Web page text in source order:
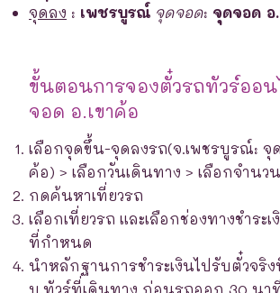
จุดลง : เพชรบูรณ์ จุดจอด: จุดจอด อ
ขั้นตอนการจองตั๋วรถทัวร์ออ
จอด อ.เขาค้อ
เลือกจุดขึ้น-จุดลงรถ(จ.เพชรบูรณ์: จุ
ค้อ) > เลือกวันเดินทาง > เลือกจำนว
กดค้นหาเที่ยวรถ
เลือกเที่ยวรถ และเลือกช่องทางชำระเ
ที่กำหนด
นำหลักฐานการชำระเงินไปรับตั๋วจริง
บ.ทัวร์ที่เดินทาง ก่อนรถออก 30 นา